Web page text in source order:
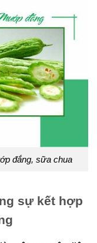
đắng, sữa chua
sự kết hợp